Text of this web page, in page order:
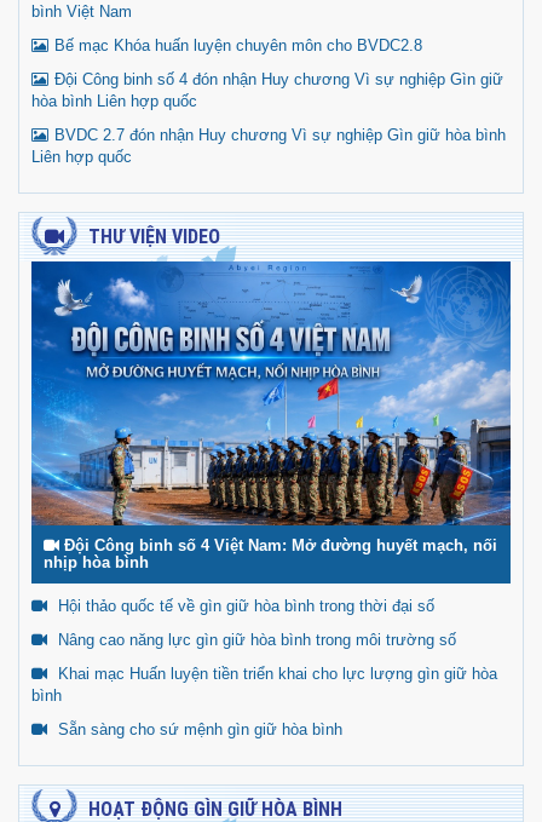
bình Việt Nam
Bế mạc Khóa huấn luyện chuyên môn cho BVDC2.8
Đội Công binh số 4 đón nhận Huy chương Vì sự nghiệp Gìn giữ
hòa bình Liên hợp quốc
BVDC 2.7 đón nhận Huy chương Vì sự nghiệp Gìn giữ hòa bình
Liên hợp quốc
THƯ VIỆN VIDEO
Đội Công binh số 4 Việt Nam: Mở đường huyết mạch, nối
nhịp hòa bình
Hội thảo quốc tế về gìn giữ hòa bình trong thời đại số
Nâng cao năng lực gìn giữ hòa bình trong môi trường số
Khai mạc Huấn luyện tiền triển khai cho lực lượng gìn giữ hòa
bình
Sẵn sàng cho sứ mệnh gìn giữ hòa bình
HOẠT ĐỘNG GÌN GIỮ HÒA BÌNH